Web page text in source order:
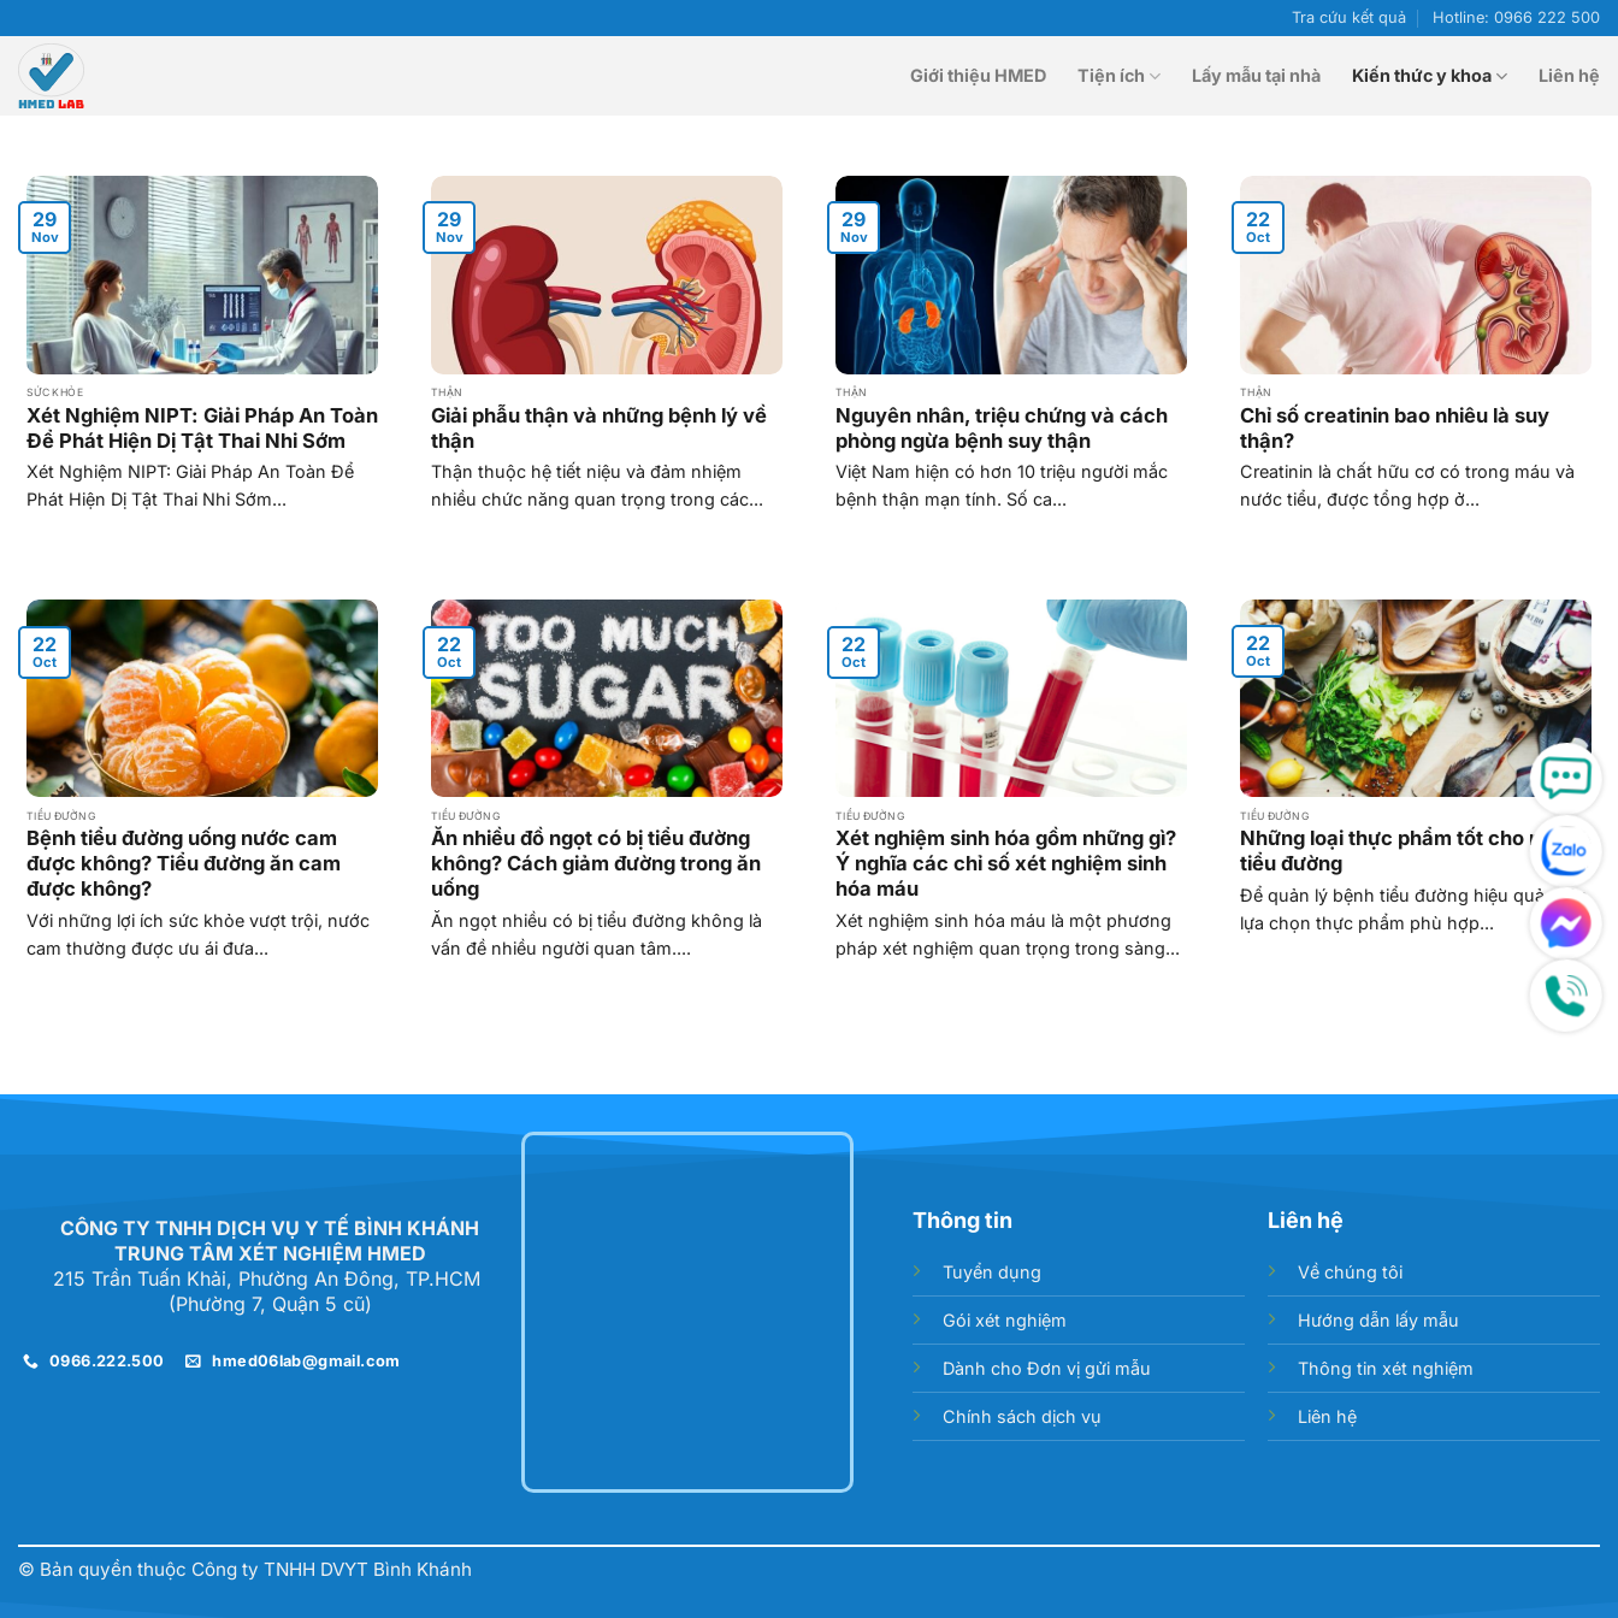
to
content
Tra cứu kết quả Hotline: 0966 222 500
Giới thiệu HMED Tiện ích Lấy mẫu tại nhà Kiến thức y khoa Liên hệ
SỨC KHỎE
Xét Nghiệm NIPT: Giải Pháp An Toàn
Để Phát Hiện Dị Tật Thai Nhi Sớm
Xét Nghiệm NIPT: Giải Pháp An Toàn Để
Phát Hiện Dị Tật Thai Nhi Sớm...
29
Nov
THẬN
Giải phẫu thận và những bệnh lý về
thận
Thận thuộc hệ tiết niệu và đảm nhiệm
nhiều chức năng quan trọng trong các...
29
Nov
THẬN
Nguyên nhân, triệu chứng và cách
phòng ngừa bệnh suy thận
Việt Nam hiện có hơn 10 triệu người mắc
bệnh thận mạn tính. Số ca...
29
Nov
THẬN
Chỉ số creatinin bao nhiêu là suy
thận?
Creatinin là chất hữu cơ có trong máu và
nước tiểu, được tổng hợp ở...
22
Oct
TIỂU ĐƯỜNG
Bệnh tiểu đường uống nước cam
được không? Tiểu đường ăn cam
được không?
Với những lợi ích sức khỏe vượt trội, nước
cam thường được ưu ái đưa...
22
Oct
TIỂU ĐƯỜNG
Ăn nhiều đồ ngọt có bị tiểu đường
không? Cách giảm đường trong ăn
uống
Ăn ngọt nhiều có bị tiểu đường không là
vấn đề nhiều người quan tâm....
22
Oct
TIỂU ĐƯỜNG
Xét nghiệm sinh hóa gồm những gì?
Ý nghĩa các chỉ số xét nghiệm sinh
hóa máu
Xét nghiệm sinh hóa máu là một phương
pháp xét nghiệm quan trọng trong sàng...
22
Oct
TIỂU ĐƯỜNG
Những loại thực phẩm tốt cho người
tiểu đường
Để quản lý bệnh tiểu đường hiệu quả, việc
lựa chọn thực phẩm phù hợp...
22
Oct
CÔNG TY TNHH DỊCH VỤ Y TẾ BÌNH KHÁNH
TRUNG TÂM XÉT NGHIỆM HMED
215 Trần Tuấn Khải, Phường An Đông, TP.HCM
(Phường 7, Quận 5 cũ)
0966.222.500 hmed06lab@gmail.com
Thông tin
Tuyển dụng
Gói xét nghiệm
Dành cho Đơn vị gửi mẫu
Chính sách dịch vụ
Liên hệ
Về chúng tôi
Hướng dẫn lấy mẫu
Thông tin xét nghiệm
Liên hệ
© Bản quyền thuộc Công ty TNHH DVYT Bình Khánh